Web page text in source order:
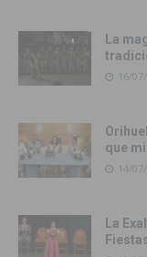
La
16/
que
14/
La